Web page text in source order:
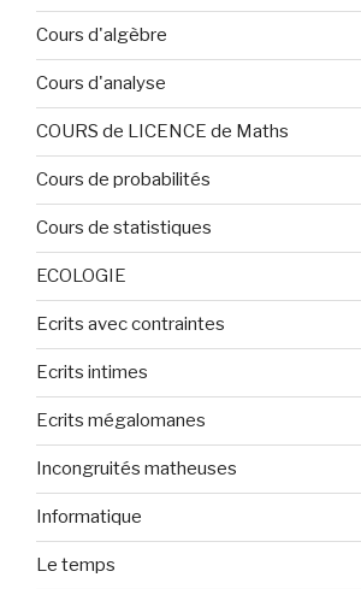
Cours d'algèbre
Cours d'analyse
COURS de LICENCE de Maths
Cours de probabilités
Cours de statistiques
ECOLOGIE
Ecrits avec contraintes
Ecrits intimes
Ecrits mégalomanes
Incongruités matheuses
Informatique
Le temps